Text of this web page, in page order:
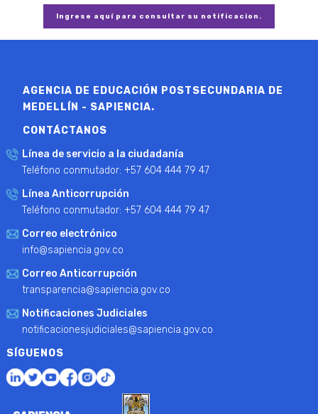
Ingrese aquí para consultar su notificacion.
AGENCIA DE EDUCACIÓN POSTSECUNDARIA DE
MEDELLÍN - SAPIENCIA.
CONTÁCTANOS
Línea de servicio a la ciudadanía
Teléfono conmutador: +57 604 444 79 47
Línea Anticorrupción
Teléfono conmutador: +57 604 444 79 47
Correo electrónico
info@sapiencia.gov.co
Correo Anticorrupción
transparencia@sapiencia.gov.co
Notificaciones Judiciales
notificacionesjudiciales@sapiencia.gov.co
SÍGUENOS